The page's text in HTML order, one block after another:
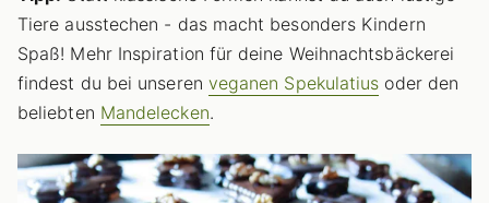
Tiere ausstechen - das macht besonders Kindern
Spaß! Mehr Inspiration für deine Weihnachtsbäckerei
findest du bei unseren veganen Spekulatius oder den
beliebten Mandelecken.